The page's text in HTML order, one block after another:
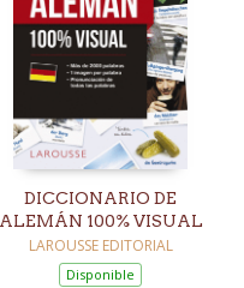
DICCIONARIO DE
ALEMÁN 100% VISUAL
LAROUSSE EDITORIAL
Disponible